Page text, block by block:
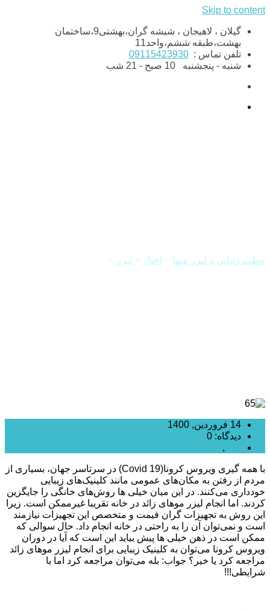
Skip to content
گیلان ، لاهیجان ، شیشه گران،بهشتی9،ساختمان
بهشت،طبقه ششم،واحد11
تلفن تماس : 09115423930
شنبه - پنجشنبه
مطب زیبایی و لیزر میها اخبار لیزر
14 فروردین, 1400
دیدگاه: 0
,
با همه گیری ویروس کرونا(Covid 19) در سرتاسر جهان، بسیاری از
مردم از رفتن به مکان‌های عمومی مانند کلینیک‌های زیبایی
خودداری می‌کنند. در این میان خیلی ها روش‌های خانگی را جایگزین
کردند. اما انجام لیزر موهای زائد در خانه تقریبا غیرممکن است. زیرا
این روش به تجهیزات گران قیمت و متخصص این تجهیزات نیازمند
است و نمی‌توان آن را به راحتی در خانه انجام داد. حال سوالی که
ممکن است در ذهن خیلی ها پیش بیاید این است که آیا در دوران
ویروس کرونا می‌توان به کلینیک زیبایی برای انجام لیزر موهای زائد
مراجعه کرد یا خیر؟ جواب: بله می‌توان مراجعه کرد اما با
شرایطی!!!